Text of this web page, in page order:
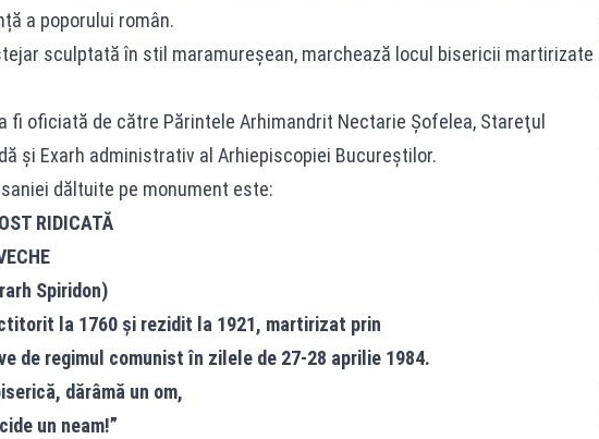
a poporului român.
sculptată în stil maramureșean, marchează locul bisericii martirizate
fi oficiată de către Părintele Arhimandrit Nectarie Şofelea, Stareţul
şi Exarh administrativ al Arhiepiscopiei Bucureştilor.
dăltuite pe monument este:
RIDICATĂ
Spiridon)
la 1760 și rezidit la 1921, martirizat prin
de regimul comunist în zilele de 27-28 aprilie 1984.
dărâmă un om,
un neam!”